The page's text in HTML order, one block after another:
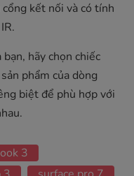
kết nối và có tính
hãy chọn chiếc
phẩm của dòng
biệt để phù hợp với
3